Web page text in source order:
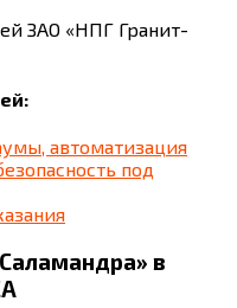
ЗАО «НПГ Гранит-
автоматизация
под
в